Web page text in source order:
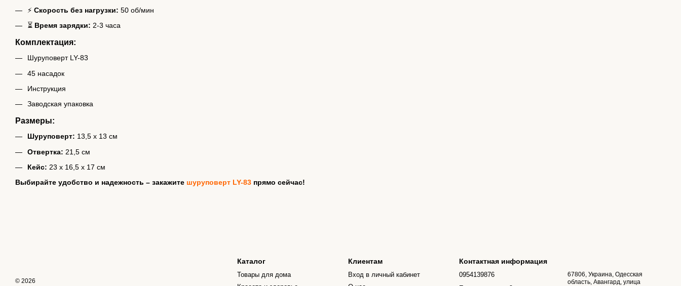
⚡ Скорость без нагрузки: 50 об/мин
⏳ Время зарядки: 2-3 часа
Комплектация:
Шуруповерт LY-83
45 насадок
Инструкция
Заводская упаковка
Размеры:
Шуруповерт: 13,5 х 13 см
Отвертка: 21,5 см
Кейс: 23 х 16,5 х 17 см
Выбирайте удобство и надежность – закажите шуруповерт LY-83 прямо сейчас!
© 2026
Каталог
Товары для дома
Клиентам
Вход в личный кабинет
Контактная информация
0954139876
67806, Украина, Одесская
область, Авангард, улица